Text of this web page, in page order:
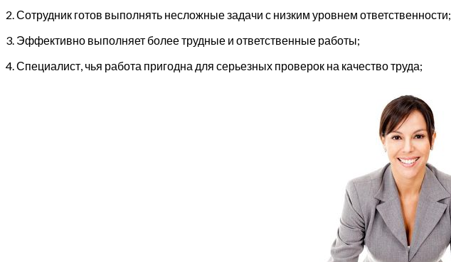
2. Сотрудник готов выполнять несложные задачи с низким уровнем ответственности;
3. Эффективно выполняет более трудные и ответственные работы;
4. Специалист, чья работа пригодна для серьезных проверок на качество труда;